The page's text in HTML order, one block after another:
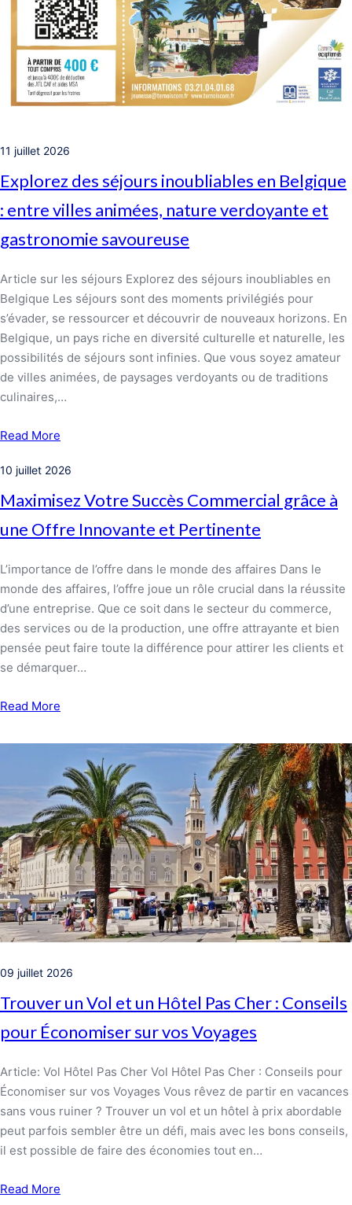
11 juillet 2026
Explorez des séjours inoubliables en Belgique
: entre villes animées, nature verdoyante et
gastronomie savoureuse
Article sur les séjours Explorez des séjours inoubliables en
Belgique Les séjours sont des moments privilégiés pour
s’évader, se ressourcer et découvrir de nouveaux horizons. En
Belgique, un pays riche en diversité culturelle et naturelle, les
possibilités de séjours sont infinies. Que vous soyez amateur
de villes animées, de paysages verdoyants ou de traditions
culinaires,…
Read More
10 juillet 2026
Maximisez Votre Succès Commercial grâce à
une Offre Innovante et Pertinente
L’importance de l’offre dans le monde des affaires Dans le
monde des affaires, l’offre joue un rôle crucial dans la réussite
d’une entreprise. Que ce soit dans le secteur du commerce,
des services ou de la production, une offre attrayante et bien
pensée peut faire toute la différence pour attirer les clients et
se démarquer…
Read More
09 juillet 2026
Trouver un Vol et un Hôtel Pas Cher : Conseils
pour Économiser sur vos Voyages
Article: Vol Hôtel Pas Cher Vol Hôtel Pas Cher : Conseils pour
Économiser sur vos Voyages Vous rêvez de partir en vacances
sans vous ruiner ? Trouver un vol et un hôtel à prix abordable
peut parfois sembler être un défi, mais avec les bons conseils,
il est possible de faire des économies tout en…
Read More